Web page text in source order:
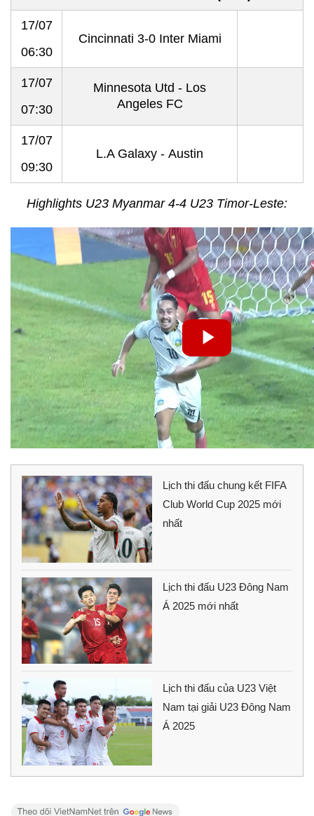
17/07
06:30
Cincinnati 3-0 Inter Miami
17/07
07:30
Minnesota Utd - Los
Angeles FC
17/07
09:30
L.A Galaxy - Austin
Highlights U23 Myanmar 4-4 U23 Timor-Leste:
Lịch thi đấu chung kết FIFA
Club World Cup 2025 mới
nhất
Lịch thi đấu U23 Đông Nam
Á 2025 mới nhất
Lịch thi đấu của U23 Việt
Nam tại giải U23 Đông Nam
Á 2025